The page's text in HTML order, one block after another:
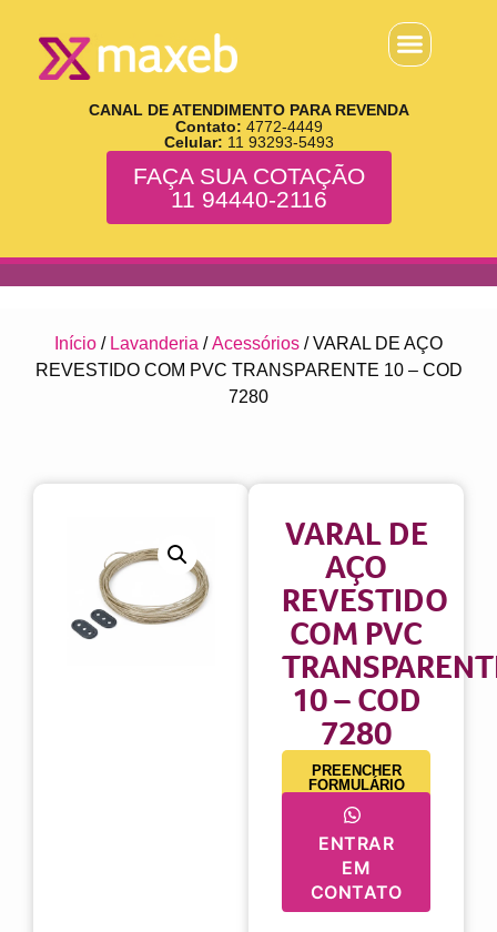
CANAL DE ATENDIMENTO PARA REVENDA
Contato: 4772-4449
Celular: 11 93293-5493
FAÇA SUA COTAÇÃO
11 94440-2116
Início / Lavanderia /Acessórios / VARAL DE AÇO
REVESTIDO COM PVC TRANSPARENTE 10 – COD
7280
VARAL DE
AÇO
REVESTIDO
COM PVC
10 – COD
7280
PREENCHER
FORMULÁRIO
ENTRAR
EM
CONTATO